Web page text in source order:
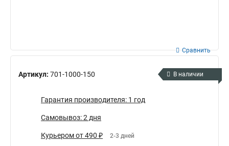
Артикул: 701-1000-150
Сравнить
В наличии
Гарантия производителя: 1 год
Самовывоз: 2 дня
Курьером от 490 ₽ 2-3 дней